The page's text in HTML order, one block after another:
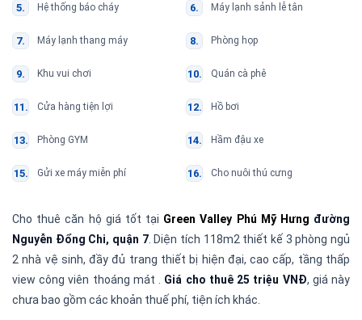
Hệ thống báo cháy Máy lạnh sảnh lễ tân
Máy lạnh thang máy Phòng họp
Khu vui chơi Quán cà phê
Cửa hàng tiện lợi Hồ bơi
Phòng GYM Hầm đậu xe
Gửi xe máy miễn phí Cho nuôi thú cưng
Cho thuê căn hộ giá tốt tại Green Valley Phú Mỹ Hưng đường
Nguyễn Đổng Chi, quận 7. Diện tích 118m2 thiết kế 3 phòng ngủ
2 nhà vệ sinh, đầy đủ trang thiết bị hiện đại, cao cấp, tầng thấp
view công viên thoáng mát . Giá cho thuê 25 triệu VNĐ, giá này
chưa bao gồm các khoản thuế phí, tiện ích khác.